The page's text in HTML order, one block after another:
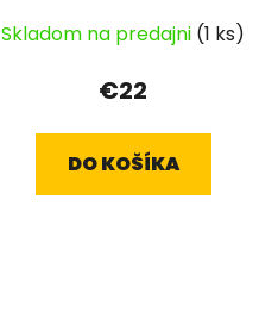
Skladom na predajni (1 ks)
€22
DO KOŠÍKA